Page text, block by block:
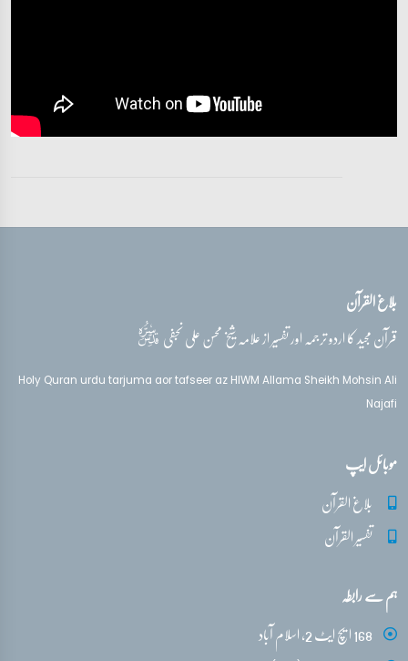
بلاغ القرآن
قرآن مجید کا اردو ترجمہ اور تفسیر از علامہ شیخ محسن علی نجفیقدس‌سره
Holy Quran urdu tarjuma aor tafseer az HIWM Allama Sheikh Mohsin Ali
Najafi
موبائل ایپ
بلاغ القرآن
تفسیر القرآن
ہم سے رابطہ
168 ایچ ایٹ 2، اسلام آباد